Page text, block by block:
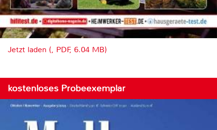
Jetzt laden (, PDF, 6.04 MB)
kostenloses Probeexemplar